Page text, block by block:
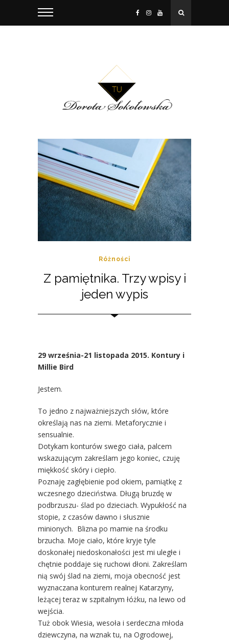
Różności
Z pamiętnika. Trzy wpisy i
jeden wypis
29 września-21 listopada 2015. Kontury i
Millie Bird
Jestem.
To jedno z najważniejszych słów, które
określają nas na ziemi. Metaforycznie i
sensualnie.
Dotykam konturów swego ciała, palcem
wskazującym zakreślam jego koniec, czuję
miękkość skóry i ciepło.
Poznaję zagłębienie pod okiem, pamiątkę z
wczesnego dzieciństwa. Długą bruzdę w
podbrzuszu- ślad po dzieciach. Wypukłość na
stopie, z czasów dawno i słusznie
minionych. Blizna po mamie na środku
brzucha. Moje ciało, które kryje tyle
doskonałej niedoskonałości jest mi uległe i
chętnie poddaje się ruchowi dłoni. Zakreślam
nią swój ślad na ziemi, moja obecność jest
wyznaczana konturem realnej Katarzyny,
leżącej teraz w szpitalnym łóżku, na lewo od
wejścia.
Tuż obok Wiesia, wesoła i serdeczna młoda
dziewczyna, na wznak tu, na Ogrodowej,